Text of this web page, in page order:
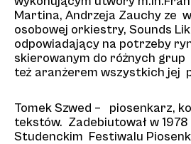
Martina, Andrzeja Zauchy ze
osobowej orkiestry, Sounds
odpowiadający na potrzeby
skierowanym do różnych
też aranżerem wszystkich jej
Tomek Szwed​ – piosenkarz,
tekstów. Zadebiutował w
Studenckim Festiwalu